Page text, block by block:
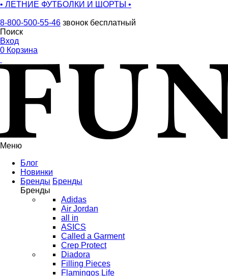
• ЛЕТНИЕ ФУТБОЛКИ И ШОРТЫ •
8-800-500-55-46 звонок бесплатный
Поиск
Вход
0 Корзина
Меню
Блог
Новинки
Бренды Бренды
Бренды
Adidas
Air Jordan
all in
ASICS
Called a Garment
Crep Protect
Diadora
Filling Pieces
Flamingos Life